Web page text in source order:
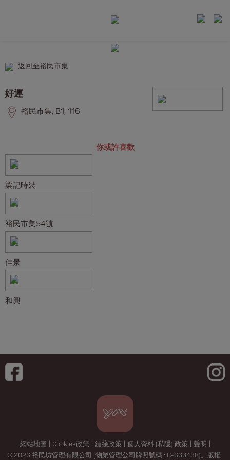
返回至裕民市集
好運
裕民市集, B1, 116
你或許喜歡
梁記時裝
裕民市集54號
佳景
和興
網站地圖 Cookies政策 鏈接政策 個人資料 (私隱) 政策 聲明
© 2026 裕民坊管理有限公司 (物業管理公司牌照號碼 : C-663438)。版權